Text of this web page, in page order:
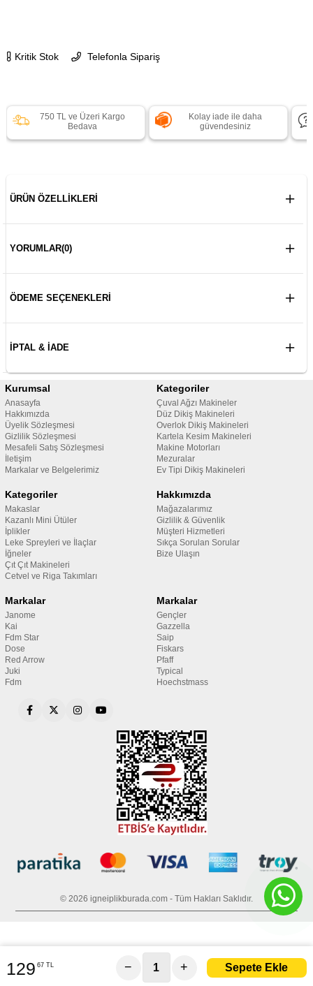
Kritik Stok Telefonla Sipariş
750 TL ve Üzeri Kargo
Bedava
Kolay iade ile daha
güvendesiniz
ÜRÜN ÖZELLIKLERI
YORUMLAR(0)
ÖDEME SEÇENEKLERI
İPTAL & İADE
Kurumsal
Anasayfa
Hakkımızda
Üyelik Sözleşmesi
Gizlilik Sözleşmesi
Mesafeli Satış Sözleşmesi
İletişim
Markalar ve Belgelerimiz
Kategoriler
Çuval Ağzı Makineler
Düz Dikiş Makineleri
Overlok Dikiş Makineleri
Kartela Kesim Makineleri
Makine Motorları
Mezuralar
Ev Tipi Dikiş Makineleri
Kategoriler
Makaslar
Kazanlı Mini Ütüler
İplikler
Leke Spreyleri ve İlaçlar
İğneler
Çıt Çıt Makineleri
Cetvel ve Riga Takımları
Hakkımızda
Mağazalarımız
Gizlilik & Güvenlik
Müşteri Hizmetleri
Sıkça Sorulan Sorular
Bize Ulaşın
Markalar
Janome
Kai
Fdm Star
Dose
Red Arrow
Juki
Fdm
Markalar
Gençler
Gazzella
Saip
Fiskars
Pfaff
Typical
Hoechstmass
© 2026 igneiplikburada.com - Tüm Hakları Saklıdır.
129 67 TL − +